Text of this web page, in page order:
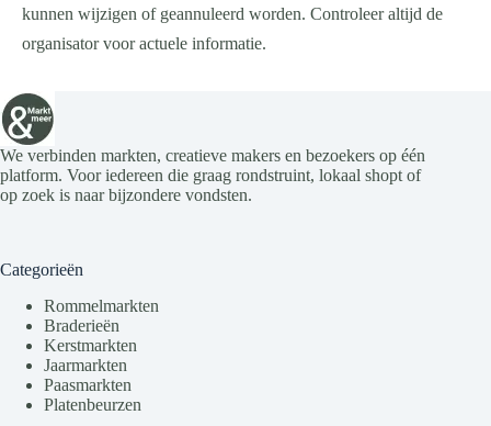
kunnen wijzigen of geannuleerd worden. Controleer altijd de
organisator voor actuele informatie.
We verbinden markten, creatieve makers en bezoekers op één
platform. Voor iedereen die graag rondstruint, lokaal shopt of
op zoek is naar bijzondere vondsten.
Categorieën
Rommelmarkten
Braderieën
Kerstmarkten
Jaarmarkten
Paasmarkten
Platenbeurzen